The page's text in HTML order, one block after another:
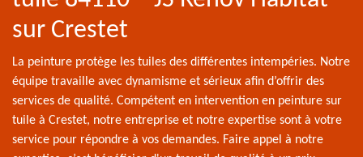
sur Crestet
La peinture protège les tuiles des différentes intempéries. Notre
équipe travaille avec dynamisme et sérieux afin d’offrir des
services de qualité. Compétent en intervention en peinture sur
tuile à Crestet, notre entreprise et notre expertise sont à votre
service pour répondre à vos demandes. Faire appel à notre